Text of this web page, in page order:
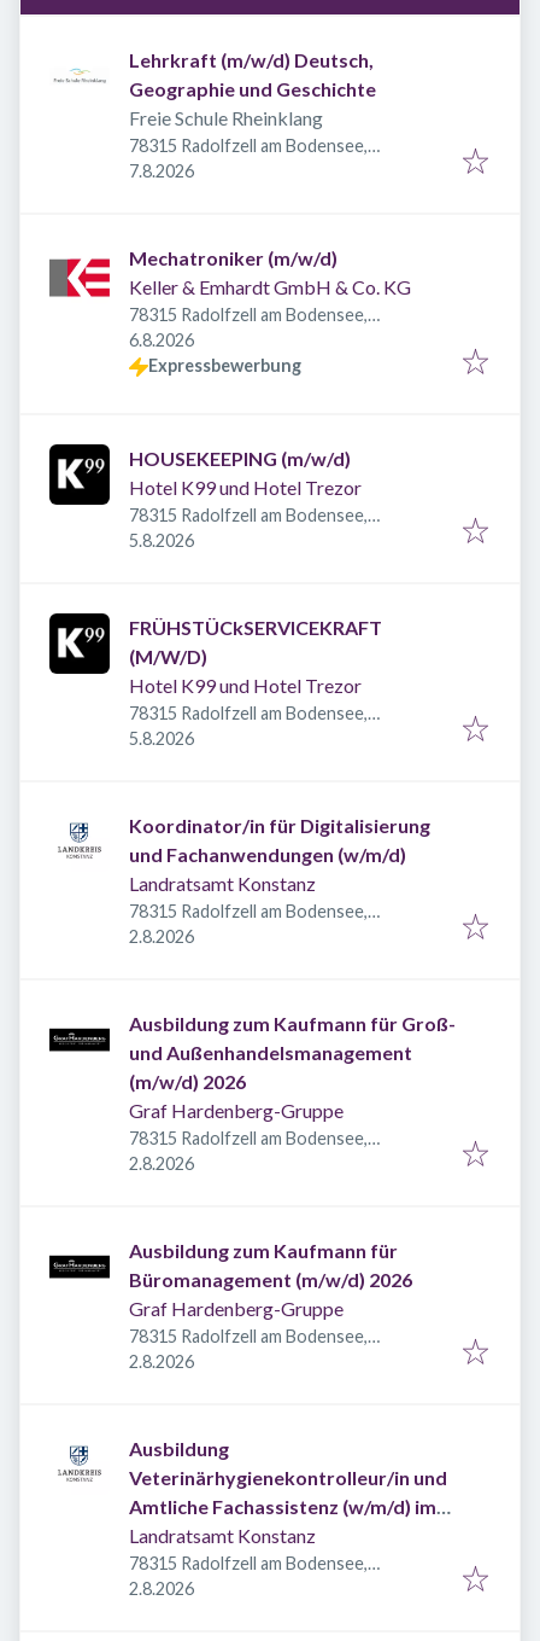
Lehrkraft (m/w/d) Deutsch,
Geographie und Geschichte
Freie Schule Rheinklang
78315 Radolfzell am Bodensee,
Deutschland
Veröffentlicht
7.8.2026
Mechatroniker (m/w/d)
Keller & Emhardt GmbH & Co. KG
78315 Radolfzell am Bodensee,
Deutschland
Veröffentlicht
6.8.2026
Expressbewerbung
HOUSEKEEPING (m/w/d)
Hotel K99 und Hotel Trezor
78315 Radolfzell am Bodensee,
Deutschland
Veröffentlicht
5.8.2026
FRÜHSTÜCkSERVICEKRAFT
(M/W/D)
Hotel K99 und Hotel Trezor
78315 Radolfzell am Bodensee,
Deutschland
Veröffentlicht
5.8.2026
Koordinator/in für Digitalisierung
und Fachanwendungen (w/m/d)
Landratsamt Konstanz
78315 Radolfzell am Bodensee,
Deutschland
Veröffentlicht
2.8.2026
Ausbildung zum Kaufmann für Groß-
und Außenhandelsmanagement
(m/w/d) 2026
Graf Hardenberg-Gruppe
78315 Radolfzell am Bodensee,
Deutschland
Veröffentlicht
2.8.2026
Ausbildung zum Kaufmann für
Büromanagement (m/w/d) 2026
Graf Hardenberg-Gruppe
78315 Radolfzell am Bodensee,
Deutschland
Veröffentlicht
2.8.2026
Ausbildung
Veterinärhygienekontrolleur/in und
Amtliche Fachassistenz (w/m/d) im
Veterinäramt Landkreis Konstanz
Landratsamt Konstanz
78315 Radolfzell am Bodensee,
Deutschland
Veröffentlicht
2.8.2026